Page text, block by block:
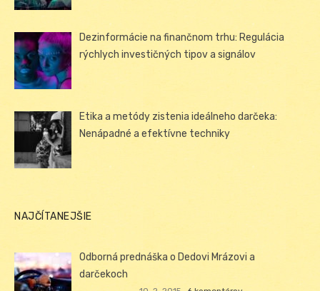
Dezinformácie na finančnom trhu: Regulácia
rýchlych investičných tipov a signálov
Etika a metódy zistenia ideálneho darčeka:
Nenápadné a efektívne techniky
NAJČÍTANEJŠIE
Odborná prednáška o Dedovi Mrázovi a
darčekoch